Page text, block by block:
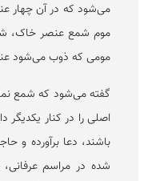
می‌شود که در آن چهار
موم شمع عنصر خاک،
مومی که ذوب می‌شود
گفته می‌شود که شمع
اصلی را در کنار یکدیگر
باشند، دعا برآورده و
شده در مراسم